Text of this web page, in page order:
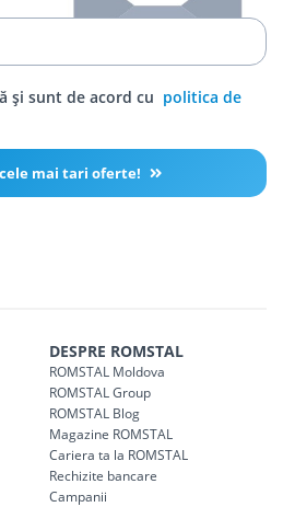
și sunt de acord cu politica de
mai tari oferte!
DESPRE ROMSTAL
ROMSTAL Moldova
ROMSTAL Group
ROMSTAL Blog
Magazine ROMSTAL
Cariera ta la ROMSTAL
Rechizite bancare
Campanii